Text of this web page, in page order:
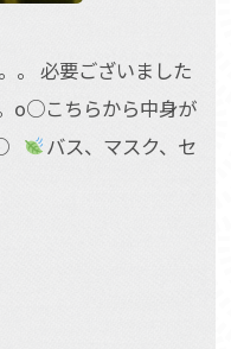
。 必要ございました
こちらから中身が
バス、マスク、セ